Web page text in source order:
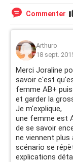
Commenter
Arthuro
18 sept.
Merci Joraline
savoir c'est
femme AB+
et garder la
Je m'explique,
une femme est
de se savoir
ne viennent plus
scénario se
explications